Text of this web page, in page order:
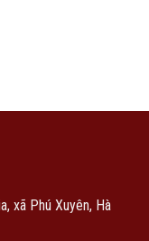
xã Phú Xuyên, Hà